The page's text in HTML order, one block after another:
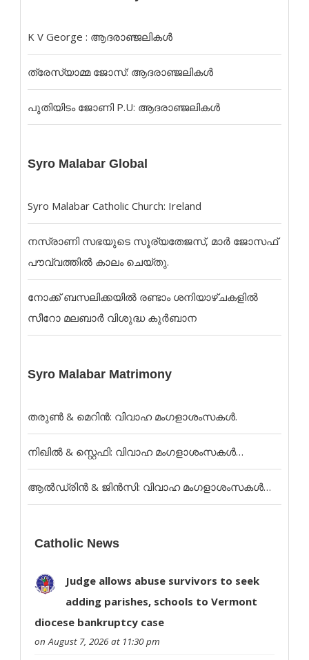
K V George : ആദരാഞ്ജലികൾ
ത്രേസ്യാമ്മ ജോസ്: ആദരാഞ്ജലികൾ
പുതിയിടം ജോണി P.U: ആദരാഞ്ജലികൾ
Syro Malabar Global
Syro Malabar Catholic Church: Ireland
നസ്രാണി സഭയുടെ സൂര്യതേജസ്, മാർ ജോസഫ്
പൗവ്വത്തിൽ കാലം ചെയ്തു.
നോക്ക് ബസലിക്കയില്‍ രണ്ടാം ശനിയാഴ്ചകളില്‍
സീറോ മലബാര്‍ വിശുദ്ധ കുര്‍ബാന
Syro Malabar Matrimony
തരുൺ & മെറിൻ: വിവാഹ മംഗളാശംസകൾ.
നിഖിൽ & സ്റ്റെഫി: വിവാഹ മംഗളാശംസകൾ…
ആൽഡ്രിൻ & ജിൻസി: വിവാഹ മംഗളാശംസകൾ…
Catholic News
Judge allows abuse survivors to seek
adding parishes, schools to Vermont
diocese bankruptcy case
on August 7, 2026 at 11:30 pm